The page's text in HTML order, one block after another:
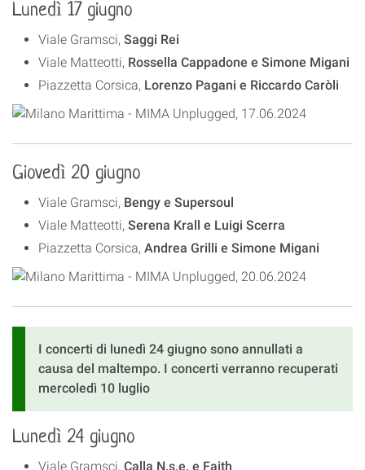
Lunedì 17 giugno
Viale Gramsci, Saggi Rei
Viale Matteotti, Rossella Cappadone e Simone Migani
Piazzetta Corsica, Lorenzo Pagani e Riccardo Caròli
Giovedì 20 giugno
Viale Gramsci, Bengy e Supersoul
Viale Matteotti, Serena Krall e Luigi Scerra
Piazzetta Corsica, Andrea Grilli e Simone Migani
I concerti di lunedì 24 giugno sono annullati a
causa del maltempo. I concerti verranno recuperati
mercoledì 10 luglio
Lunedì 24 giugno
Viale Gramsci, Calla N.s.e. e Faith